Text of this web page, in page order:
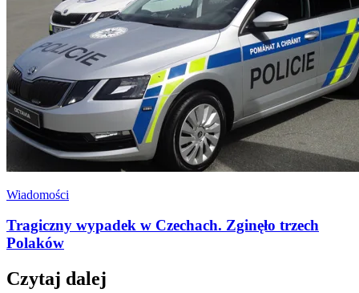
Wiadomości
Tragiczny wypadek w Czechach. Zginęło trzech
Polaków
Czytaj dalej